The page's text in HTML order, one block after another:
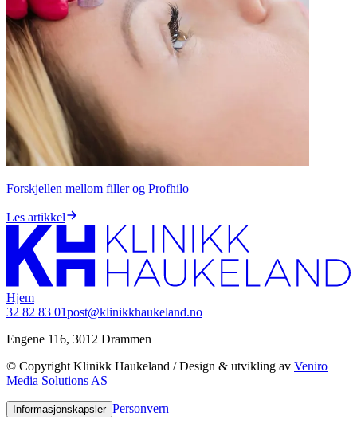
Forskjellen mellom filler og Profhilo
Les artikkel
Hjem
32 82 83 01post@klinikkhaukeland.no
Engene 116, 3012 Drammen
© Copyright Klinikk Haukeland / Design & utvikling av Veniro
Media Solutions AS
Informasjonskapsler Personvern